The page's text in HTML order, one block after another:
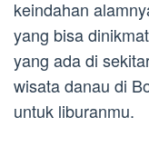
keindahan
yang bisa
yang ada di
wisata danau di
untuk liburanmu.